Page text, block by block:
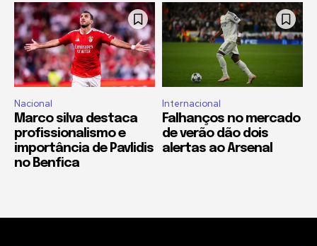
Nacional
Marco silva destaca
profissionalismo e
importância de Pavlidis
no Benfica
Internacional
Falhanços no mercado
de verão dão dois
alertas ao Arsenal